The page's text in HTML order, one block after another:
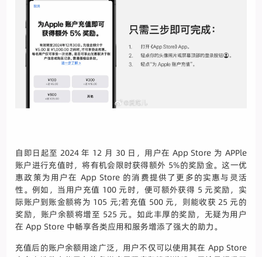
自即日起至 2024 年 12 月 30 日，用户在 App Store 为 APPle
账户进行充值时，将有机会限时获得额外 5%的奖励金。这一优
惠政策为用户在 App Store 的消费提供了更多的实惠与灵活
性。例如，当用户充值 100 元时，便可额外获得 5 元奖励，实
际账户到账金额将为 105 元;若充值 500 元，则能收获 25 元的
奖励，账户余额将增至 525 元。如此丰厚的奖励，无疑为用户
在 App Store 中畅享各类应用和服务增添了强大的助力。
充值后的账户余额用途广泛，用户不仅可以使用其在 App Store